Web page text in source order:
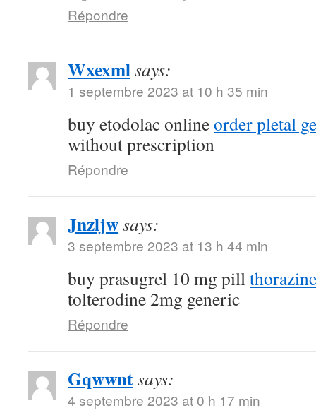
Répondre
Wxexmlsays:
1 septembre 2023 at 10 h 35 min
buy etodolac onlineorder pletal
without prescription
Répondre
Jnzljwsays:
3 septembre 2023 at 13 h 44 min
buy prasugrel 10 mg pill
tolterodine 2mg generic
Répondre
Gqwwntsays:
4 septembre 2023 at 0 h 17 min